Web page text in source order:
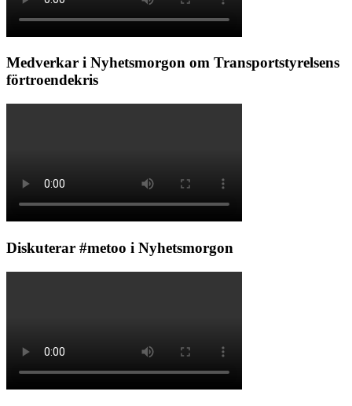
Medverkar i Nyhetsmorgon om Transportstyrelsens
förtroendekris
Diskuterar #metoo i Nyhetsmorgon